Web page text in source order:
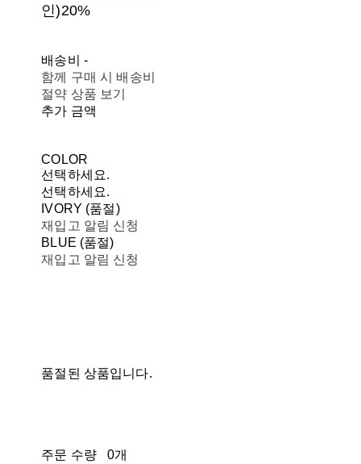
인)20%
배송비 -
함께 구매 시 배송비
절약 상품 보기
추가 금액
COLOR
선택하세요.
선택하세요.
IVORY (품절)
재입고 알림 신청
BLUE (품절)
재입고 알림 신청
품절된 상품입니다.
주문 수량
0개